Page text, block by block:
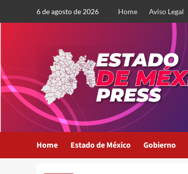
6 de agosto de 2026 Home Aviso Legal
Home Estado de México Gobierno